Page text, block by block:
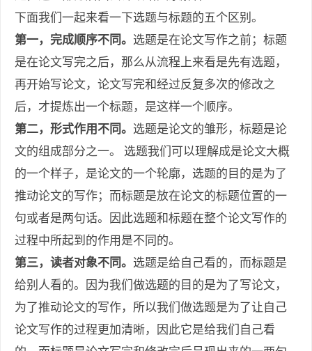
下面我们一起来看一下选题与标题的五个区别。
第一，完成顺序不同。 选题是在论文写作之前；标题
是在论文写完之后，那么从流程上来看是先有选题，
再开始写论文，论文写完和经过反复多次的修改之
后，才提炼出一个标题，是这样一个顺序。
第二， 形式作用不同。 选题是论文的雏形，标题是论
文的组成部分之一。
选题我们可以理解成是论文大概
的一个样子，是论文的一个轮廓，选题的目的是为了
推动论文的写作；而标题是放在论文的标题位置的一
句或者是两句话。因此选题和标题在整个论文写作的
过程中所起到的作用是不同的。
第三，读者对象不同。 选题是给自己看的，而标题是
给别人看的。因为我们做选题的目的是为了写论文，
为了推动论文的写作，所以我们做选题是为了让自己
论文写作的过程更加清晰，因此它是给我们自己看